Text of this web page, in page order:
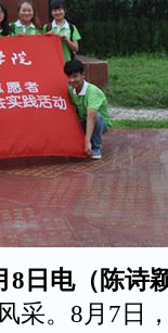
8日电（陈诗
采。8月7日